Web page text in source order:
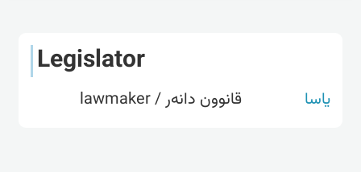
Legislator
یاسا قانوون دانەر / lawmaker